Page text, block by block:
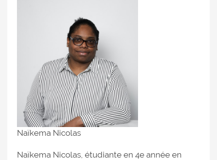
Naïkema Nicolas
Naïkema Nicolas, étudiante en 4e année en